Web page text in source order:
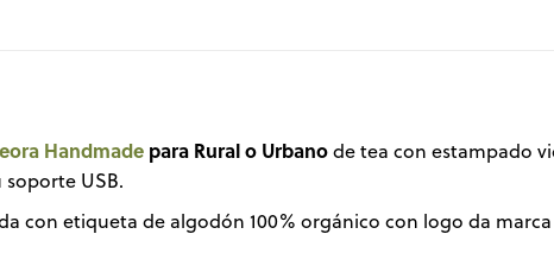
Handmadepara Rural o Urbanode tea con estampado
USB.
con etiqueta de algodón 100% orgánico con logo da